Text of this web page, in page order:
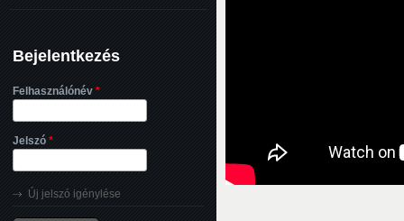
Bejelentkezés
Felhasználónév *
Jelszó *
Új jelszó igénylése